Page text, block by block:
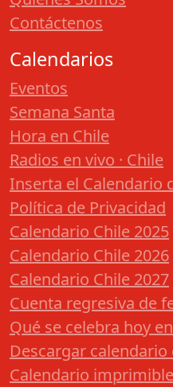
Contáctenos
Calendarios
Eventos
Semana Santa
Hora en Chile
Radios en vivo · Chile
Inserta el Calendario
Política de Privacidad
Calendario Chile 2025
Calendario Chile 2026
Calendario Chile 2027
Cuenta regresiva de
Qué se celebra hoy
Descargar calendario
Calendario